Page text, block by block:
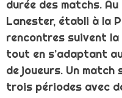
durée des matchs.
Lanester, établi à la
rencontres suivent
tout en s’adaptant
de joueurs. Un
trois périodes avec